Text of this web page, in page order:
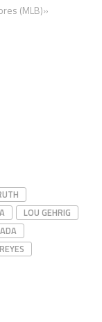
(MLB)»
LOU GEHRIG